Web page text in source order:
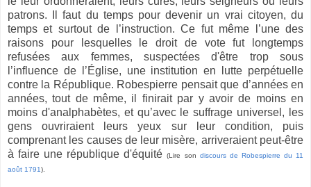
patrons. Il faut du temps pour devenir un vrai citoyen, du
temps et surtout de l’instruction. Ce fut même l’une des
raisons pour lesquelles le droit de vote fut longtemps
refusées aux femmes, suspectées d'être trop sous
l’influence de l’Église, une institution en lutte perpétuelle
contre la République. Robespierre pensait que d’années en
années, tout de même, il finirait par y avoir de moins en
moins d'analphabètes, et qu’avec le suffrage universel, les
gens ouvriraient leurs yeux sur leur condition, puis
comprenant les causes de leur misère, arriveraient peut‐être
à faire une république d'équité(Lire son discours de Robespierre du 11
août 1791).